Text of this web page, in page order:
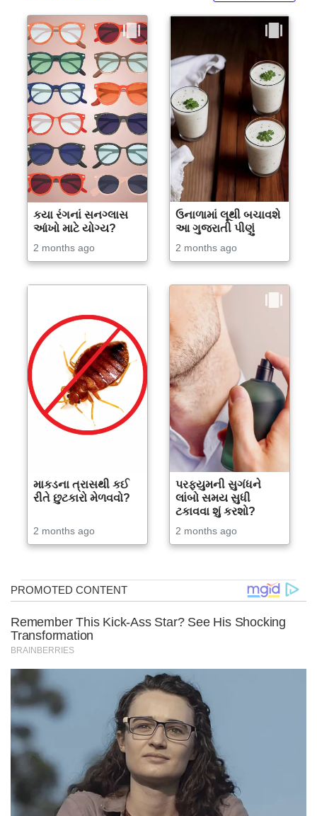
કયા રંગનાં સનગ્લાસ
આંખો માટે યોગ્ય?
2 months ago
ઉનાળામાં લૂથી બચાવશે
આ ગુજરાતી પીણું
2 months ago
માકડના ત્રાસથી કઈ
રીતે છુટકારો મેળવવો?
2 months ago
પરફ્યુમની સુગંધને
લાંબો સમય સુધી
ટકાવવા શું કરશો?
2 months ago